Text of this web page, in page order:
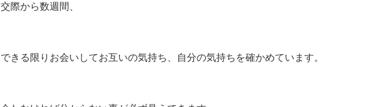
交際から数週間、
できる限りお会いしてお互いの気持ち、自分の気持ちを確かめています。